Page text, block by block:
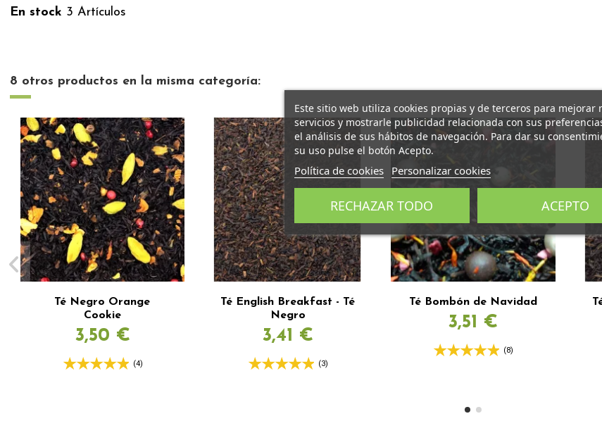
En stock 3 Artículos
8 otros productos en la misma categoría:
Té Negro Orange
Cookie
3,50 €
(4)
Té English Breakfast - Té
Negro
3,41 €
(3)
Té Bombón de Navidad
3,51 €
(8)
Este sitio web utiliza cookies propias y de terceros para mejorar
servicios y mostrarle publicidad relacionada con sus
el análisis de sus hábitos de navegación. Para dar su
su uso pulse el botón Acepto.
Política de cookies Personalizar cookies
RECHAZAR TODO ACEPTO